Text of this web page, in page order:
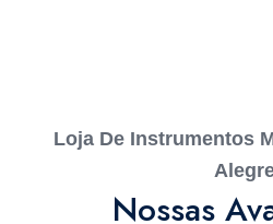
Loja De Instrumentos
Nossas